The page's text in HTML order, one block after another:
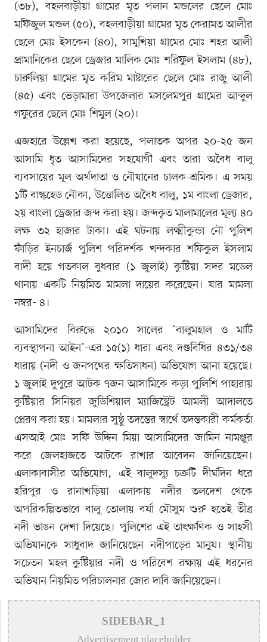
(৩৮), বহলবাড়ীয়া গ্রামের মৃত পলান মন্ডলের ছেলে মোঃ
মফিজুল মন্ডল (৫০), বহলবাড়ীয়া গ্রামের মৃত কেরামত আলীর
ছেলে মোঃ ইসকেন (৪০), সামুখিয়া গ্রামের মোঃ শহর আলী
প্রামানিকের ছেলে ড্রেজার মালিক মোঃ শরিফুল ইসলাম (৪৮),
চারুলিয়া গ্রামের মৃত করিম মাষ্টারের ছেলে মোঃ রাজু আলী
(৪৫) এবং ভেড়ামারা উপজেলার মসলেমপুর গ্রামের আব্দুল
গফুরের ছেলে মোঃ শিমুল (২০)।
এজহারে উল্লেখ করা হয়েছে, পলাতক অপর ২০-২৫ জন
আসামি ধৃত আসামিদের সহযোগী এবং তারা অবৈধ বালু
ব্যবসায়ের মূল অর্থদাতা ও নৌযানের চালক-শ্রমিক। এ সময়
১টি বাল্কহেড নৌকা, উত্তোলিত অবৈধ বালু, ১ম বাংলা ড্রেজার,
২য় বাংলা ড্রেজার জব্দ করা হয়। জব্দকৃত মালামালের মূল্য ৪০
লক্ষ ৩২ হাজার টাকা। এই ঘটনায় লক্ষ্মীকুন্ডা নৌ পুলিশ
ফাঁড়ির ইনচার্জ পুলিশ পরিদর্শক খন্দকার শফিকুল ইসলাম
বাদী হয়ে গতকাল বুধবার (১ জুলাই) কুষ্টিয়া সদর মডেল
থানায় একটি নিয়মিত মামলা দায়ের করেছেন। যার মামলা
নম্বর- ৪।
আসামিদের বিরুদ্ধে ২০১০ সালের ‘বালুমহাল ও মাটি
ব্যবস্থাপনা আইন’-এর ১৫(১) ধারা এবং দণ্ডবিধির ৪৩১/৩৪
ধারায় (নদী ও জনপথের ক্ষতিসাধন) অভিযোগ আনা হয়েছে।
১ জুলাই দুপুরে আটক ৭জন আসামিকে কড়া পুলিশি পাহারায়
কুষ্টিয়ার সিনিয়র জুডিশিয়াল ম্যাজিস্ট্রেট আমলী আদালতে
প্রেরণ করা হয়। মামলার সুষ্ঠু তদন্তের স্বার্থে তদন্তকারী কর্মকর্তা
এসআই মোঃ সফি উদ্দিন মিয়া আসামিদের জামিন নামঞ্জুর
করে জেলহাজতে আটকে রাখার আবেদন জানিয়েছেন।
এলাকাবাসীর অভিযোগ, এই বালুদস্যু চক্রটি দীর্ঘদিন ধরে
হরিপুর ও রানাখড়িয়া এলাকায় নদীর তলদেশ থেকে
অপরিকল্পিতভাবে বালু তোলায় বর্ষা মৌসুম শুরু হতেই তীব্র
নদী ভাঙন দেখা দিয়েছে। পুলিশের এই তাৎক্ষণিক ও সাহসী
অভিযানকে সাধুবাদ জানিয়েছেন নদীপাড়ের মানুষ। স্থানীয়
সচেতন মহল কুষ্টিয়ার নদী ও পরিবেশ রক্ষায় এই ধরনের
অভিযান নিয়মিত পরিচালনার জোর দাবি জানিয়েছেন।
SIDEBAR_1